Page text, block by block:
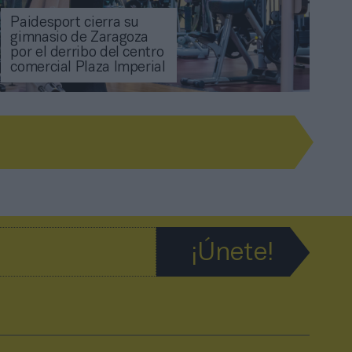
Paidesport cierra su
gimnasio de Zaragoza
por el derribo del centro
comercial Plaza Imperial